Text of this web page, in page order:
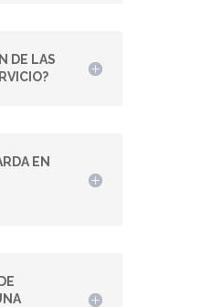
DE LAS
EN